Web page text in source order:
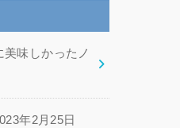
味しかったノ
年2月25日